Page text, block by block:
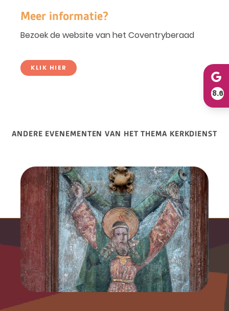
Meer informatie?
Bezoek de website van het Coventryberaad
KLIK HIER
ANDERE EVENEMENTEN VAN HET THEMA KERKDIENST
8.6